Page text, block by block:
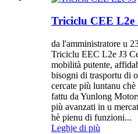
Triciclu CEE L2e
da l'amministratore u
Triciclu EEC L2e J3
mobilità putente,
bisogni di trasportu di
cercate più luntanu
fattu da Yunlong
più avanzati in u
hè pienu di funzioni...
Leghje di più